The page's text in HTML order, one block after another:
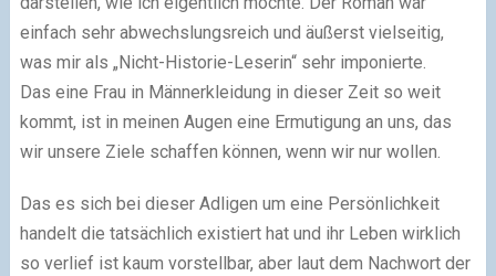
einfach sehr abwechslungsreich und äußerst vielseitig,
was mir als „Nicht-Historie-Leserin“ sehr imponierte.
Das eine Frau in Männerkleidung in dieser Zeit so weit
kommt, ist in meinen Augen eine Ermutigung an uns, das
wir unsere Ziele schaffen können, wenn wir nur wollen.
Das es sich bei dieser Adligen um eine Persönlichkeit
handelt die tatsächlich existiert hat und ihr Leben wirklich
so verlief ist kaum vorstellbar, aber laut dem Nachwort der